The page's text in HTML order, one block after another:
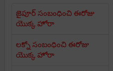
జైపూర్ సంబంధించి ఈరోజు
యొక్క హోరా
లక్నో సంబంధించి ఈరోజు
యొక్క హోరా